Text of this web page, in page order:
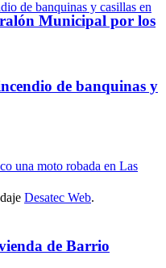
de banquinas y
de Barrio
Municipal por los
Desatec Web.